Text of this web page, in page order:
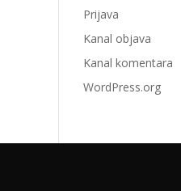
Prijava
Kanal objava
Kanal komentara
WordPress.org